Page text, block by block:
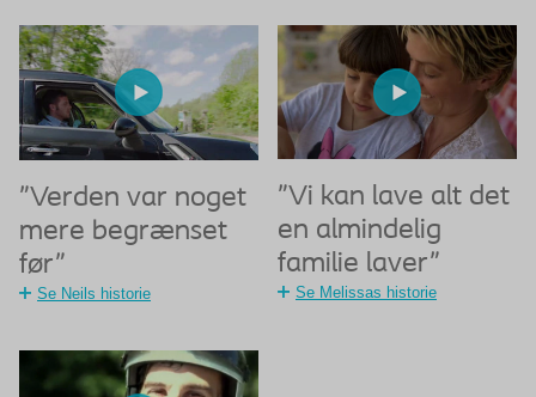
”Verden var noget
mere begrænset
før”
Se Neils historie
”Vi kan lave alt det
en almindelig
familie laver”
Se Melissas historie